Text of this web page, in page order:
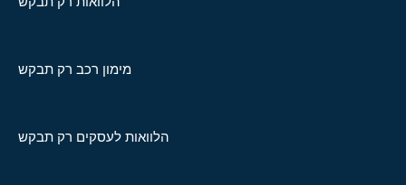
מימון רכב רק תבקש
הלוואות לעסקים רק תבקש